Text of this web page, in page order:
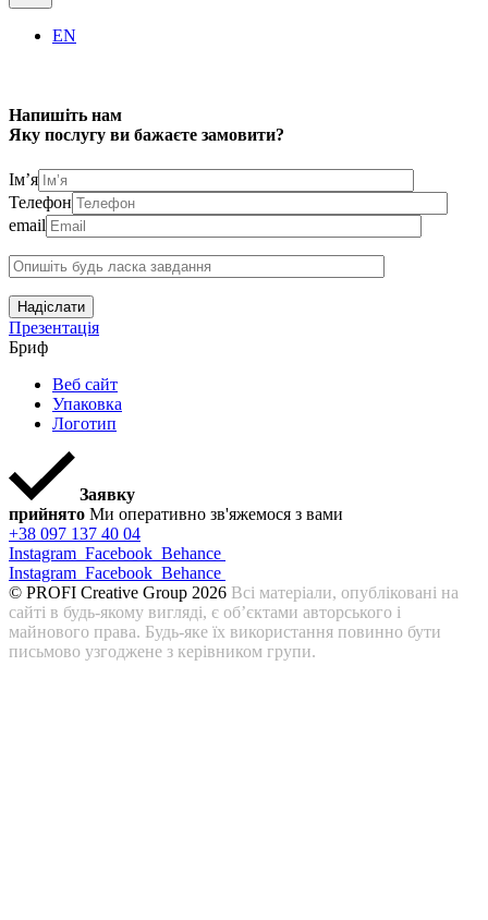
EN
Напишіть нам
Яку послугу ви бажаєте замовити?
Ім’я
Телефон
email
Надіслати
Презентація
Бриф
Веб сайт
Упаковка
Логотип
Заявку
прийнято Ми оперативно зв'яжемося з вами
+38 097 137 40 04
Instagram Facebook Behance
Instagram Facebook Behance
© PROFI Creative Group 2026 Всі матеріали, опубліковані на
сайті в будь-якому вигляді, є об’єктами авторського і
майнового права. Будь-яке їх використання повинно бути
письмово узгоджене з керівником групи.